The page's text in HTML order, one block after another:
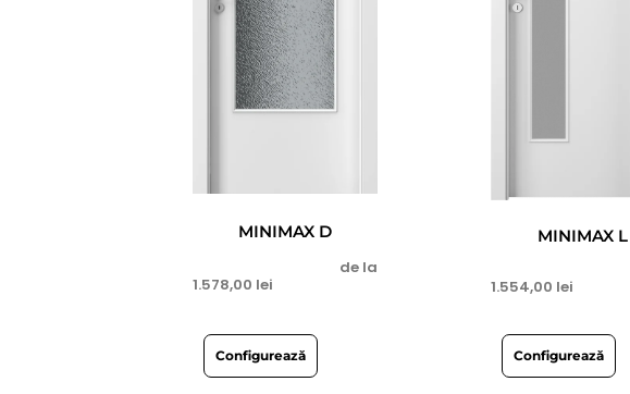
MINIMAX D
de la
1.578,00 lei
Configurează
MINIMAX L
1.554,00 lei
Configurează